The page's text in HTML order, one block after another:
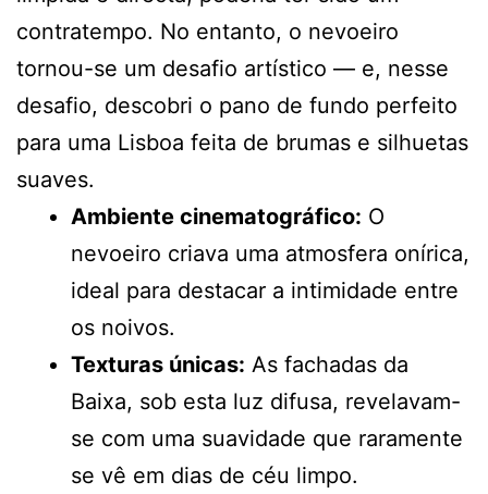
contratempo. No entanto, o nevoeiro
tornou-se um desafio artístico — e, nesse
desafio, descobri o pano de fundo perfeito
para uma Lisboa feita de brumas e silhuetas
suaves.
Ambiente cinematográfico: O
nevoeiro criava uma atmosfera onírica,
ideal para destacar a intimidade entre
os noivos.
Texturas únicas: As fachadas da
Baixa, sob esta luz difusa, revelavam-
se com uma suavidade que raramente
se vê em dias de céu limpo.